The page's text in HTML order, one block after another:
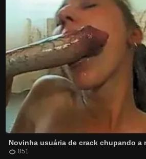
Novinha usuária de crack chupando a
851